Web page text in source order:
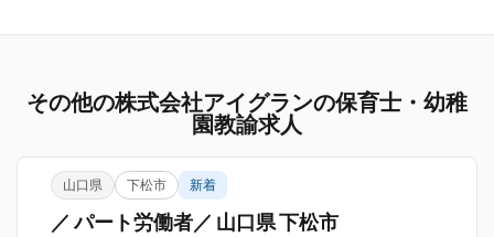
その他の株式会社アイグランの保育士・幼稚
園教諭求人
山口県 下松市 新着
／ パート労働者／ 山口県 下松市